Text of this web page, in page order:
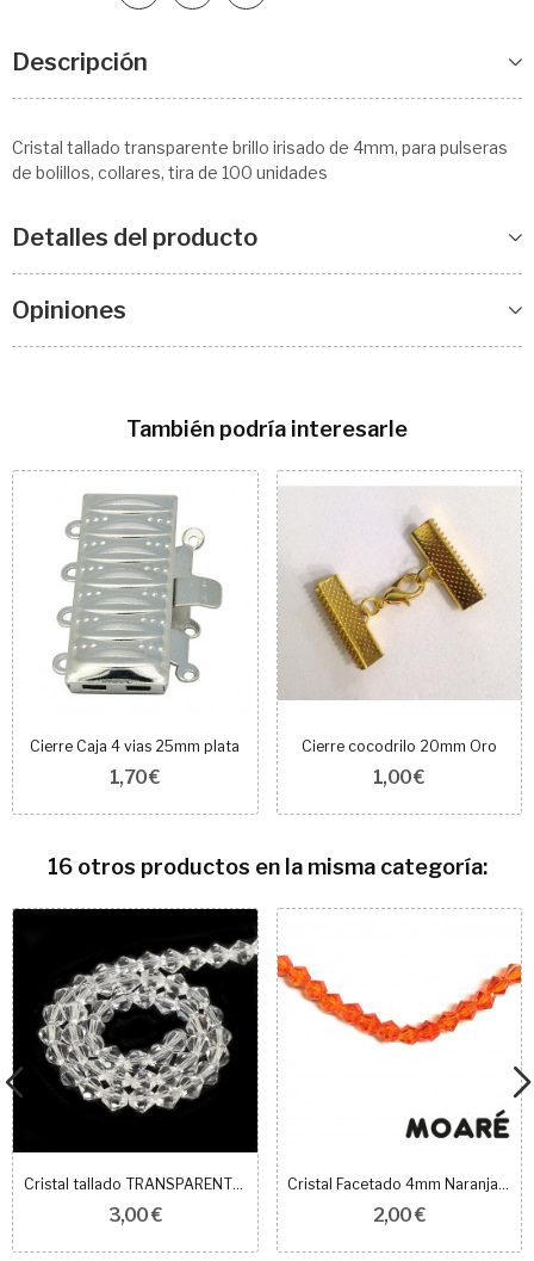
Descripción
Cristal tallado transparente brillo irisado de 4mm, para pulseras
de bolillos, collares, tira de 100 unidades
Detalles del producto
Opiniones
También podría interesarle
Cierre Caja 4 vias 25mm plata
1,70 €
Cierre cocodrilo 20mm Oro
1,00 €
16 otros productos en la misma categoría:
Cristal tallado TRANSPARENTE 5mm 50 unidades
3,00 €
Cristal Facetado 4mm Naranja 100 unidades
2,00 €